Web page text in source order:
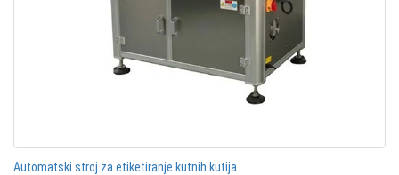
Automatski stroj za etiketiranje kutnih kutija